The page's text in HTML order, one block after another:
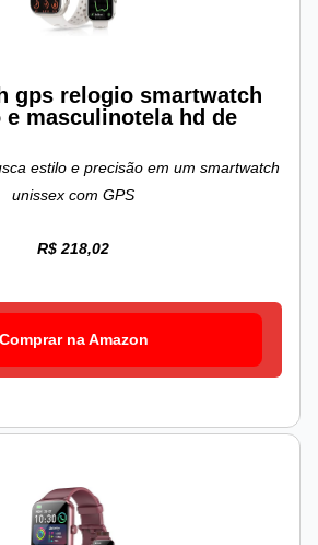
gps relogio smartwatch
masculinotela hd de
estilo e precisão em um smartwatch
unissex com GPS
R$ 218,02
Comprar na Amazon